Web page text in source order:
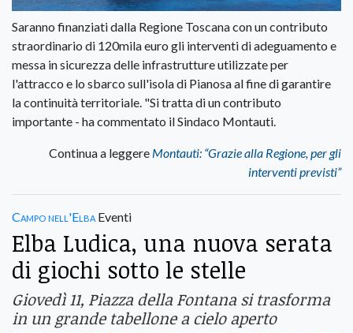
Saranno finanziati dalla Regione Toscana con un contributo
straordinario di 120mila euro gli interventi di adeguamento e
messa in sicurezza delle infrastrutture utilizzate per
l'attracco e lo sbarco sull'isola di Pianosa al fine di garantire
la continuità territoriale. "Si tratta di un contributo
importante - ha commentato il Sindaco Montauti.
Continua a leggere Montauti: “Grazie alla Regione, per gli
interventi previsti”
Campo nell'Elba Eventi
Elba Ludica, una nuova serata
di giochi sotto le stelle
Giovedì 11, Piazza della Fontana si trasforma
in un grande tabellone a cielo aperto